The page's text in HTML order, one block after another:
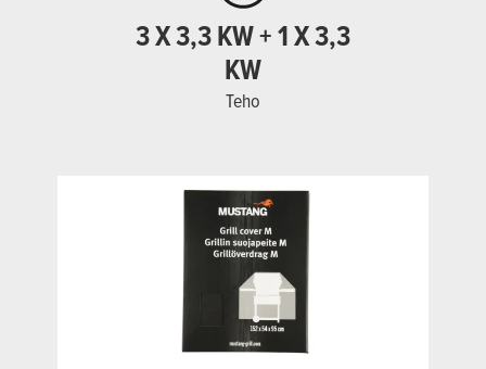
3 X 3,3 KW + 1 X 3,3
KW
Teho